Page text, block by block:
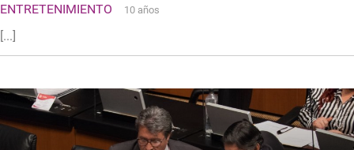
ENTRETENIMIENTO 10 años
[...]